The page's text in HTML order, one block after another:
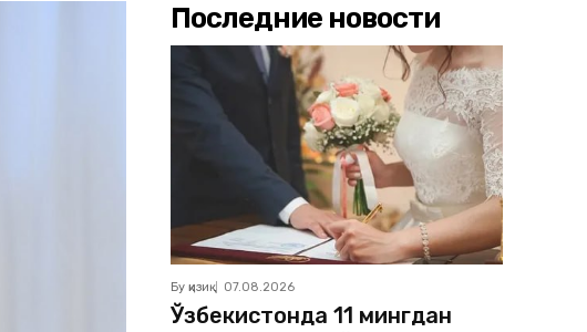
Последние новости
Бу қизиқ 07.08.2026
Ўзбекистонда 11 мингдан